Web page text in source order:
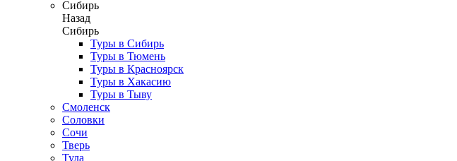
Сибирь
Назад
Сибирь
Туры в Сибирь
Туры в Тюмень
Туры в Красноярск
Туры в Хакасию
Туры в Тыву
Смоленск
Соловки
Сочи
Тверь
Тула